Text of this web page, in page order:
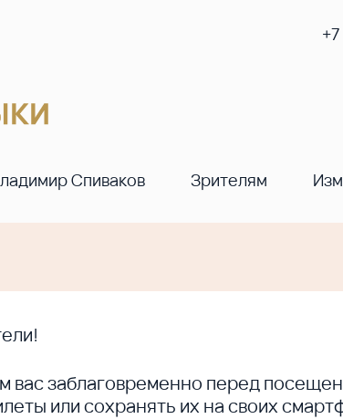
Спиваков Зрителям
вас заблаговременно перед
или сохранять их на своих